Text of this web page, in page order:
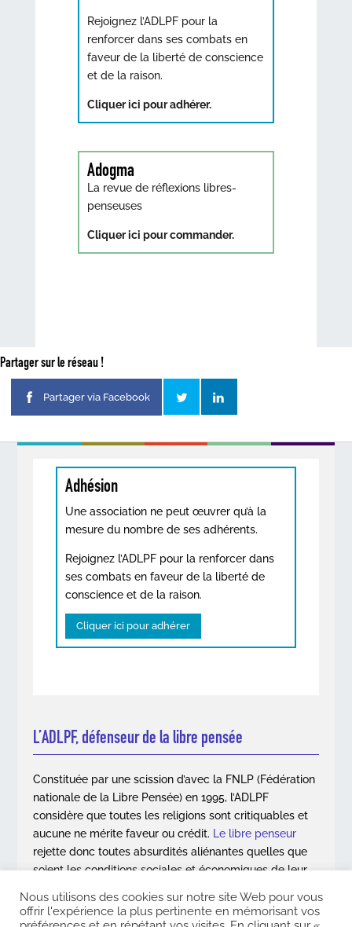
Rejoignez l’ADLPF pour la
renforcer dans ses combats en
faveur de la liberté de conscience
et de la raison.
Cliquer ici pour adhérer.
Adogma
La revue de réflexions libres-
penseuses
Cliquer ici pour commander.
Partager sur le réseau !
Partager via Facebook
Adhésion
Une association ne peut œuvrer qu’à la
mesure du nombre de ses adhérents.
Rejoignez l’ADLPF pour la renforcer dans
ses combats en faveur de la liberté de
conscience et de la raison.
Cliquer ici pour adhérer
L’ADLPF, défenseur de la libre pensée
Constituée par une scission d’avec la FNLP (Fédération
nationale de la Libre Pensée) en 1995, l’ADLPF
considère que toutes les religions sont critiquables et
aucune ne mérite faveur ou crédit. Le libre penseur
rejette donc toutes absurdités aliénantes quelles que
soient les conditions sociales et économiques de leur
En savoir plus
Nous utilisons des cookies sur notre site Web pour vous
offrir l'expérience la plus pertinente en mémorisant vos